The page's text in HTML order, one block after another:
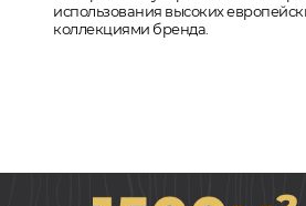
использования высоких
коллекциями бренда.